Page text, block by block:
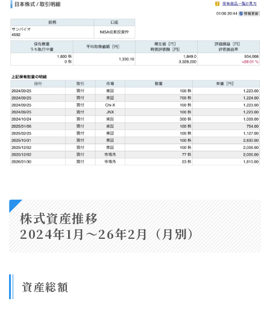
株式資産推移
2024年1月〜26年2月（月別）
資産総額